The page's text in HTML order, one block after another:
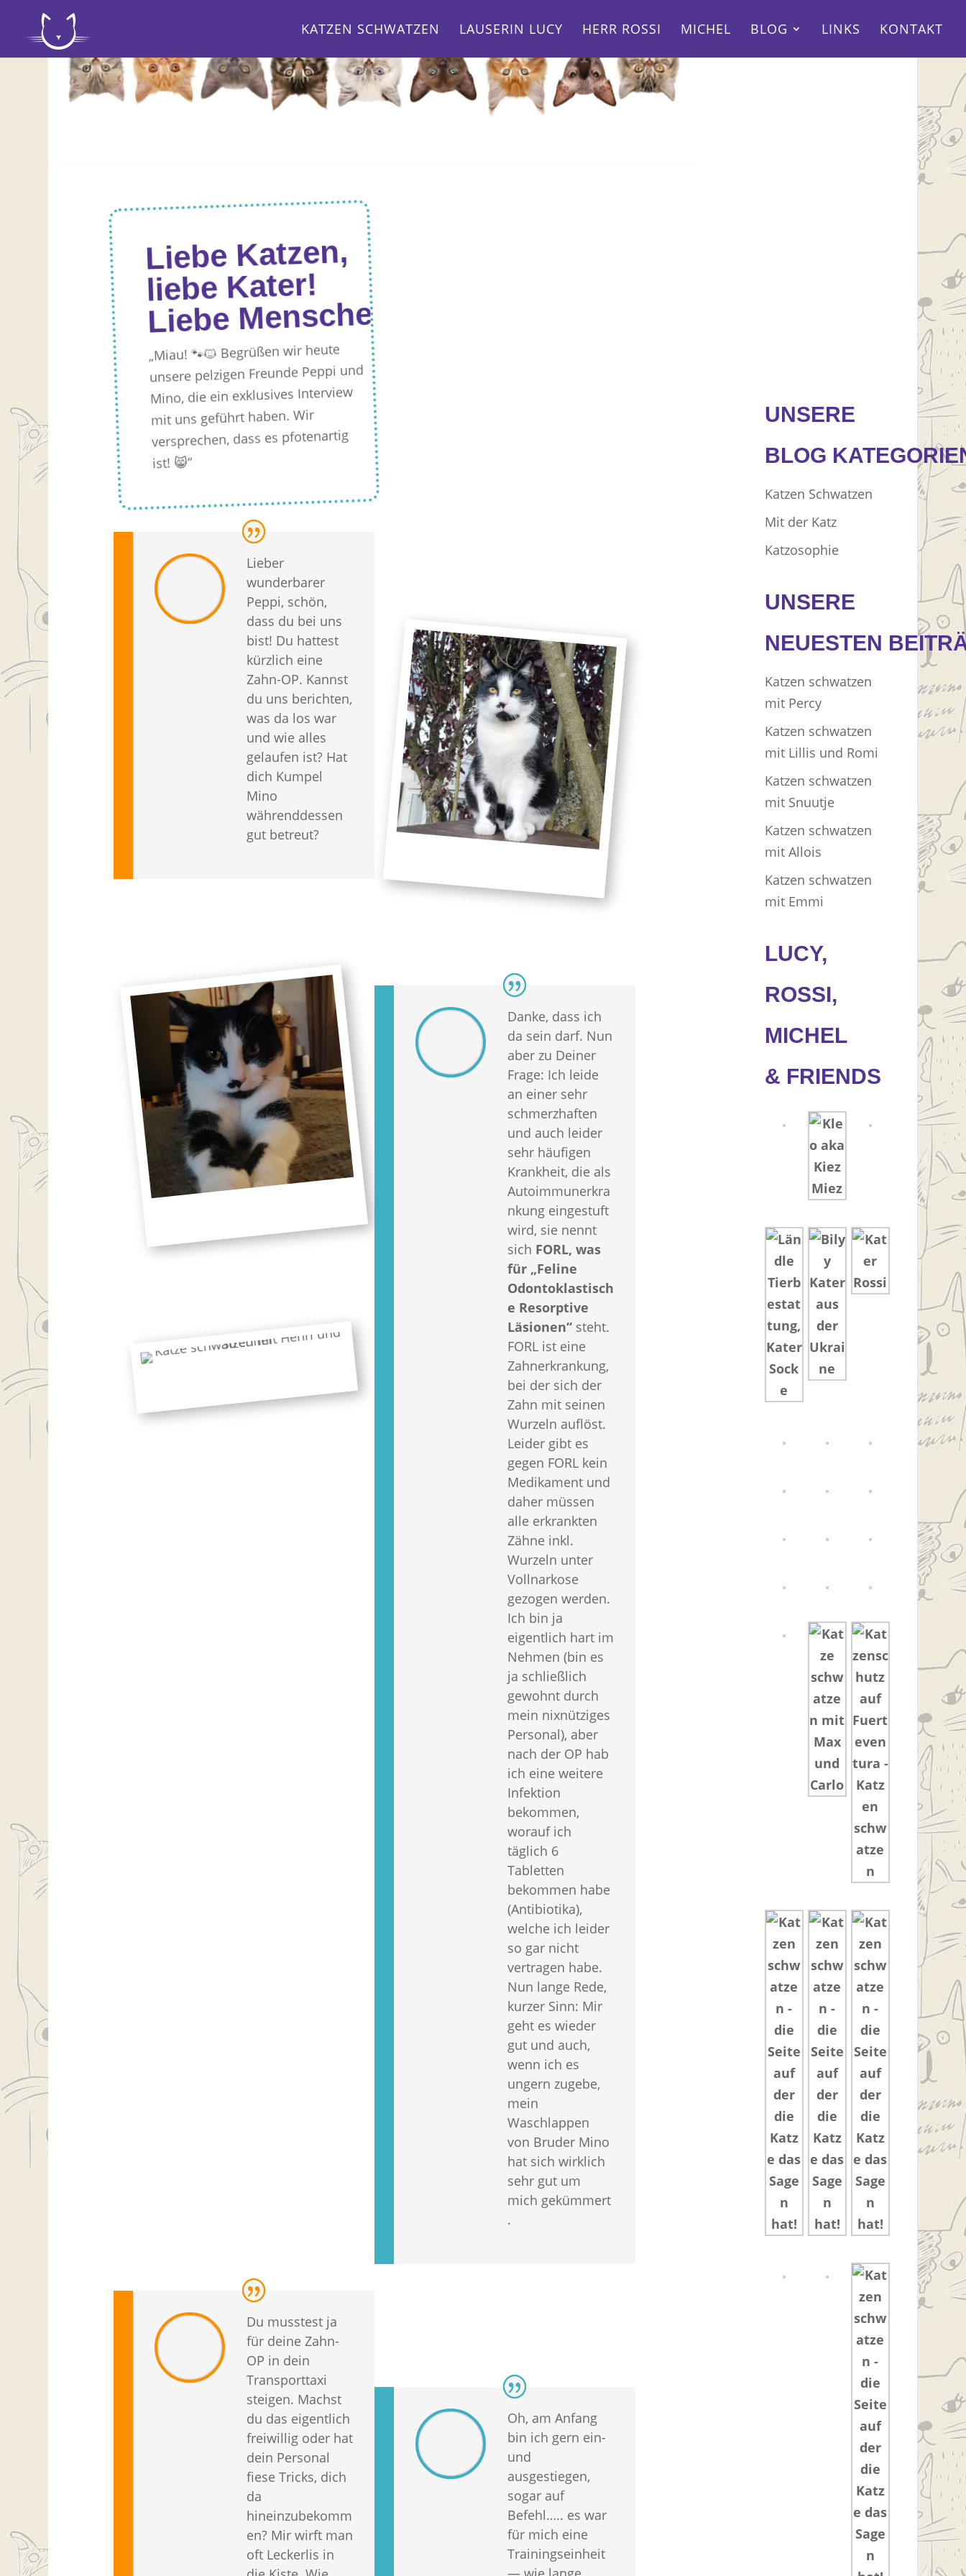
KATZEN SCHWATZEN LAUSERIN LUCY HERR ROSSI MICHEL BLOG LINKS KONTAKT
Liebe Katzen,
liebe Kater!
Liebe Menschen!
„Miau! 🐾🐱 Begrüßen wir heute
unsere pelzigen Freunde Peppi und
Mino, die ein exklusives Interview
mit uns geführt haben. Wir
versprechen, dass es pfotenartig
ist! 😸“
Lieber
wunderbarer
Peppi, schön,
dass du bei uns
bist! Du hattest
kürzlich eine
Zahn-OP. Kannst
du uns berichten,
was da los war
und wie alles
gelaufen ist? Hat
dich Kumpel
Mino
währenddessen
gut betreut?
Danke, dass ich
da sein darf. Nun
aber zu Deiner
Frage: Ich leide
an einer sehr
schmerzhaften
und auch leider
sehr häufigen
Krankheit, die als
Autoimmunerkra
nkung eingestuft
wird, sie nennt
sich FORL, was
für „Feline
Odontoklastisch
e Resorptive
Läsionen“steht.
FORL ist eine
Zahnerkrankung,
bei der sich der
Zahn mit seinen
Wurzeln auflöst.
Leider gibt es
gegen FORL kein
Medikament und
daher müssen
alle erkrankten
Zähne inkl.
Wurzeln unter
Vollnarkose
gezogen werden.
Ich bin ja
eigentlich hart im
Nehmen (bin es
ja schließlich
gewohnt durch
mein nixnütziges
Personal), aber
nach der OP hab
ich eine weitere
Infektion
bekommen,
worauf ich
täglich 6
Tabletten
bekommen habe
(Antibiotika),
welche ich leider
so gar nicht
vertragen habe.
Nun lange Rede,
kurzer Sinn: Mir
geht es wieder
gut und auch,
wenn ich es
ungern zugebe,
mein
Waschlappen
von Bruder Mino
hat sich wirklich
sehr gut um
mich gekümmert
.
Du musstest ja
für deine Zahn-
OP in dein
Transporttaxi
steigen. Machst
du das eigentlich
freiwillig oder hat
dein Personal
fiese Tricks, dich
da
hineinzubekomm
en? Mir wirft man
oft Leckerlis in
Oh, am Anfang
bin ich gern ein-
und
ausgestiegen,
sogar auf
Befehl….. es war
für mich eine
Trainingseinheit
UNSERE
BLOG
Katzen Schwatzen
Mit der Katz
Katzosophie
UNSERE
NEUESTEN
Katzen schwatzen
mit Percy
Katzen schwatzen
mit Lillis und Romi
Katzen schwatzen
mit Snuutje
Katzen schwatzen
mit Allois
Katzen schwatzen
mit Emmi
LUCY,
ROSSI,
MICHEL
& FRIENDS